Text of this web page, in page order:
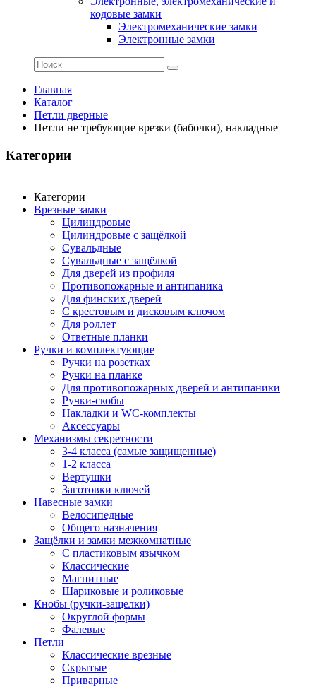
кодовые замки
Электромеханические замки
Электронные замки
Главная
Каталог
Петли дверные
Петли не требующие врезки (бабочки), накладные
Категории
Категории
Врезные замки
Цилиндровые
Цилиндровые с защёлкой
Сувальдные
Сувальдные с защёлкой
Для дверей из профиля
Противопожарные и антипаника
Для финских дверей
С крестовым и дисковым ключом
Для роллет
Ответные планки
Ручки и комплектующие
Ручки на розетках
Ручки на планке
Для противопожарных дверей и антипаники
Ручки-скобы
Накладки и WC-комплекты
Аксессуары
Механизмы секретности
3-4 класса (самые защищенные)
1-2 класса
Вертушки
Заготовки ключей
Навесные замки
Велосипедные
Общего назначения
Защёлки и замки межкомнатные
С пластиковым язычком
Классические
Магнитные
Шариковые и роликовые
Кнобы (ручки-защелки)
Округлой формы
Фалевые
Петли
Классические врезные
Скрытые
Приварные